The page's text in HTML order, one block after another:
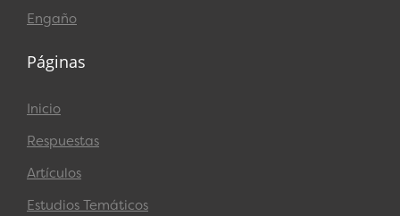
Engaño
Páginas
Inicio
Respuestas
Artículos
Estudios Temáticos